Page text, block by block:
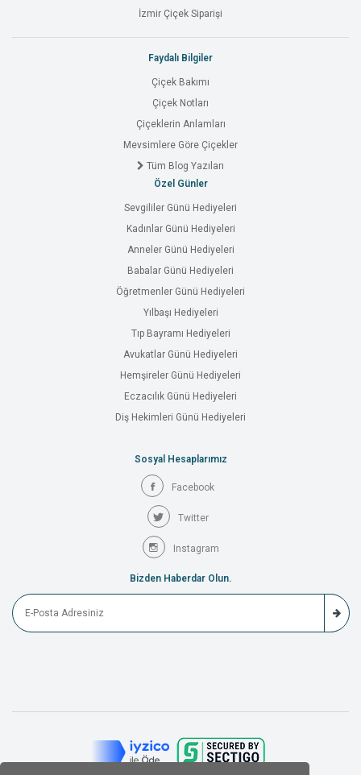
İzmir Çiçek Siparişi
Faydalı Bilgiler
Çiçek Bakımı
Çiçek Notları
Çiçeklerin Anlamları
Mevsimlere Göre Çiçekler
Tüm Blog Yazıları
Özel Günler
Sevgililer Günü Hediyeleri
Kadınlar Günü Hediyeleri
Anneler Günü Hediyeleri
Babalar Günü Hediyeleri
Öğretmenler Günü Hediyeleri
Yılbaşı Hediyeleri
Tıp Bayramı Hediyeleri
Avukatlar Günü Hediyeleri
Hemşireler Günü Hediyeleri
Eczacılık Günü Hediyeleri
Diş Hekimleri Günü Hediyeleri
Sosyal Hesaplarımız
Facebook
Twitter
Instagram
Bizden Haberdar Olun.